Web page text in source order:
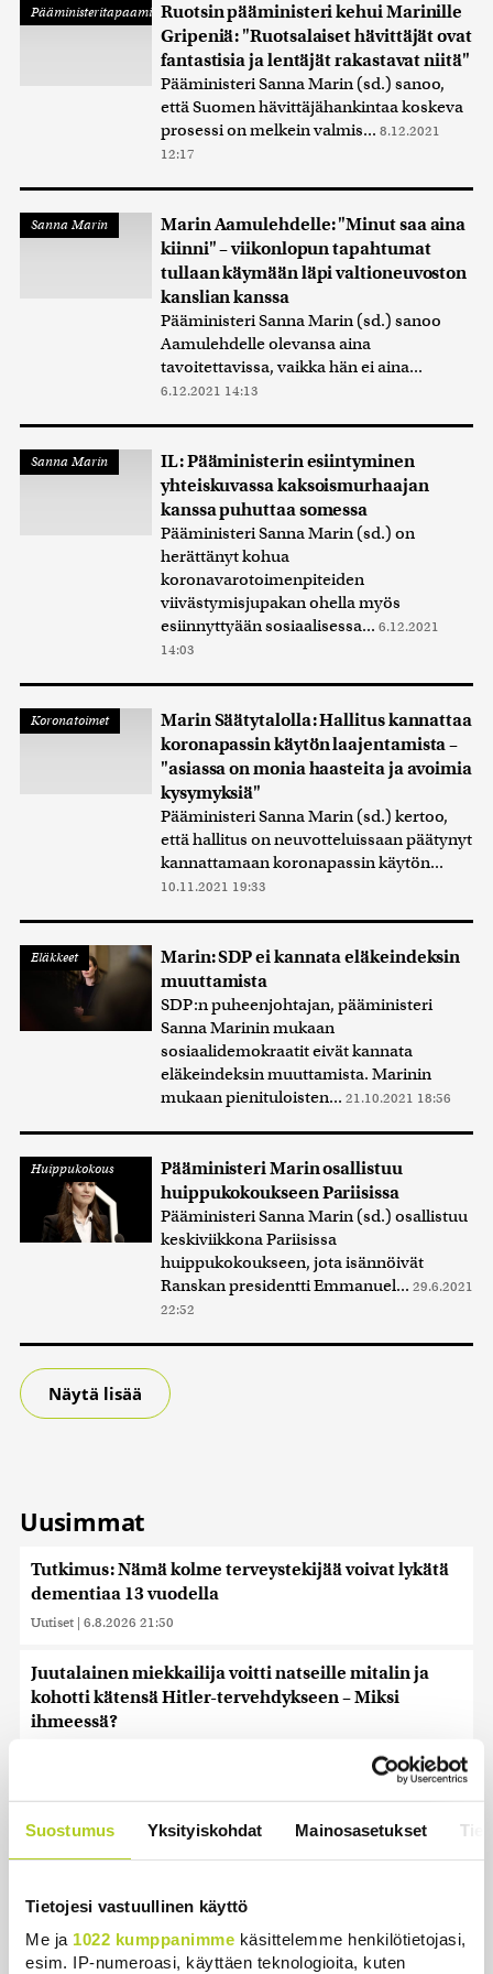
Suostumus Yksityiskohdat Mainosasetukset
Tietojesi vastuullinen käyttö
Me ja 1022 kumppanimme käsittelemme henkilötietojasi,
esim. IP-numeroasi, käyttäen teknologioita, kuten
PääministeritapaaminenRuotsin pääministeri kehui Marinille
Gripeniä: "Ruotsalaiset hävittäjät ovat
fantastisia ja lentäjät rakastavat niitä"
Pääministeri Sanna Marin (sd.) sanoo,
että Suomen hävittäjähankintaa koskeva
prosessi on melkein valmis... 8.12.2021
12:17
Sanna Marin
Marin Aamulehdelle: "Minut saa aina
kiinni" – viikonlopun tapahtumat
tullaan käymään läpi valtioneuvoston
kanslian kanssa
Pääministeri Sanna Marin (sd.) sanoo
Aamulehdelle olevansa aina
tavoitettavissa, vaikka hän ei aina...
6.12.2021 14:13
Sanna Marin
IL: Pääministerin esiintyminen
yhteiskuvassa kaksoismurhaajan
kanssa puhuttaa somessa
Pääministeri Sanna Marin (sd.) on
herättänyt kohua
koronavarotoimenpiteiden
viivästymisjupakan ohella myös
esiinnyttyään sosiaalisessa... 6.12.2021
14:03
Koronatoimet
Marin Säätytalolla: Hallitus kannattaa
koronapassin käytön laajentamista –
"asiassa on monia haasteita ja avoimia
kysymyksiä"
Pääministeri Sanna Marin (sd.) kertoo,
että hallitus on neuvotteluissaan päätynyt
kannattamaan koronapassin käytön...
10.11.2021 19:33
Eläkkeet
Marin: SDP ei kannata eläkeindeksin
muuttamista
SDP:n puheenjohtajan, pääministeri
Sanna Marinin mukaan
sosiaalidemokraatit eivät kannata
eläkeindeksin muuttamista. Marinin
mukaan pienituloisten... 21.10.2021 18:56
Huippukokous
Pääministeri Marin osallistuu
huippukokoukseen Pariisissa
Pääministeri Sanna Marin (sd.) osallistuu
keskiviikkona Pariisissa
huippukokoukseen, jota isännöivät
Ranskan presidentti Emmanuel... 29.6.2021
22:52
Näytä lisää
Uusimmat
Tutkimus: Nämä kolme terveystekijää voivat lykätä
dementiaa 13 vuodella
Uutiset | 6.8.2026 21:50
Juutalainen miekkailija voitti natseille mitalin ja
kohotti kätensä Hitler-tervehdykseen – Miksi
ihmeessä?
Veriputouksesta löydettiin muinoin eristyksiin
jäänyttä elämää
Lämpöennätys meni uusiksi Slovakiassa toisena
päivänä peräkkäin
Uutiset | 6.8.2026 18:44